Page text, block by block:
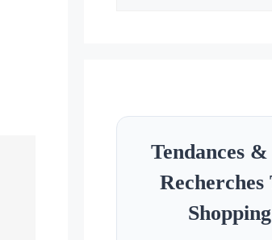
Tendances
Recherches
Shopping